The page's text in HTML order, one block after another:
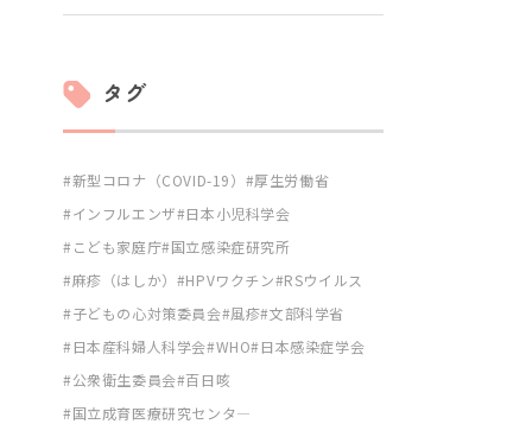
タグ
新型コロナ（COVID-19）
厚生労働省
インフルエンザ
日本小児科学会
こども家庭庁 国立感染症研究所
麻疹（はしか）
HPVワクチン RSウイルス
子どもの心対策委員会 風疹 文部科学省
日本産科婦人科学会 WHO 日本感染症学会
公衆衛生委員会 百日咳
国立成育医療研究センタ―